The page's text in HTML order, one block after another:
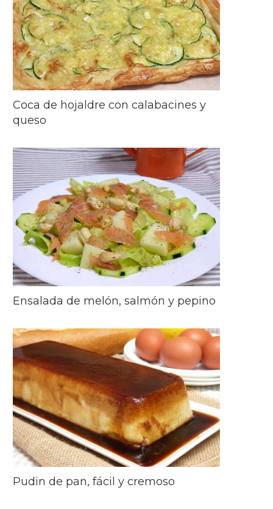
Coca de hojaldre con calabacines y
queso
Ensalada de melón, salmón y pepino
Pudin de pan, fácil y cremoso